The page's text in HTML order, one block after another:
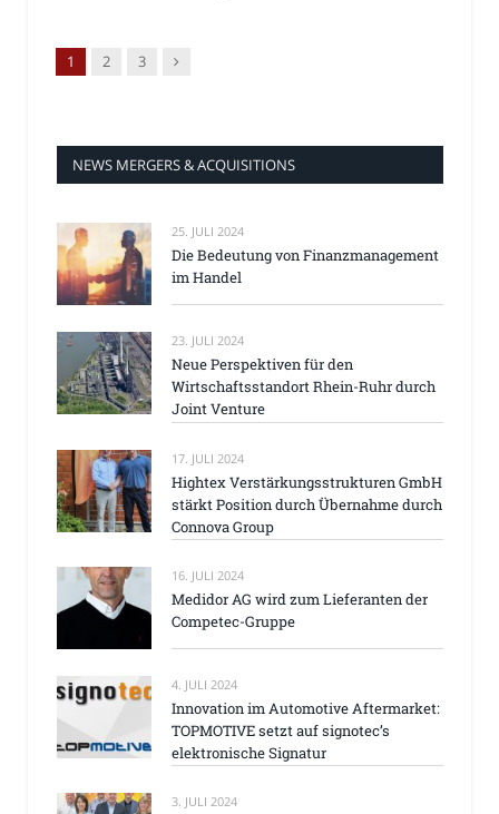
1 2 3 Nachfolger
NEWS MERGERS & ACQUISITIONS
25. JULI 2024
Die Bedeutung von Finanzmanagement
im Handel
23. JULI 2024
Neue Perspektiven für den
Wirtschaftsstandort Rhein-Ruhr durch
Joint Venture
17. JULI 2024
Hightex Verstärkungsstrukturen GmbH
stärkt Position durch Übernahme durch
Connova Group
16. JULI 2024
Medidor AG wird zum Lieferanten der
Competec-Gruppe
4. JULI 2024
Innovation im Automotive Aftermarket:
TOPMOTIVE setzt auf signotec’s
elektronische Signatur
3. JULI 2024